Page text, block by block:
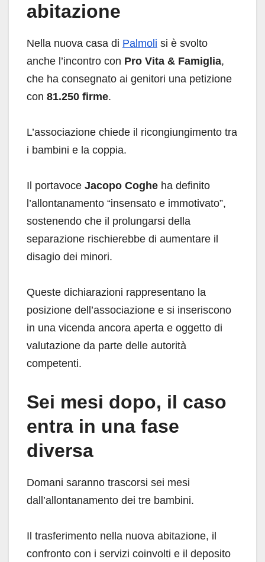
abitazione
Nella nuova casa di Palmoli si è svolto
anche l’incontro con Pro Vita & Famiglia,
che ha consegnato ai genitori una petizione
con 81.250 firme.
L’associazione chiede il ricongiungimento tra
i bambini e la coppia.
Il portavoce Jacopo Coghe ha definito
l’allontanamento “insensato e immotivato”,
sostenendo che il prolungarsi della
separazione rischierebbe di aumentare il
disagio dei minori.
Queste dichiarazioni rappresentano la
posizione dell’associazione e si inseriscono
in una vicenda ancora aperta e oggetto di
valutazione da parte delle autorità
competenti.
Sei mesi dopo, il caso
entra in una fase
diversa
Domani saranno trascorsi sei mesi
dall’allontanamento dei tre bambini.
Il trasferimento nella nuova abitazione, il
confronto con i servizi coinvolti e il deposito